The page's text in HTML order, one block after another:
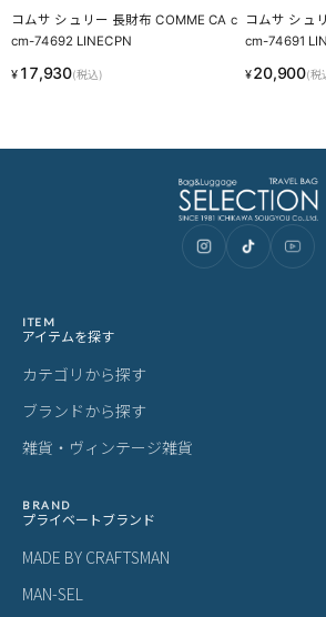
コムサ シュリー 長財布 COMME CA c
cm-74692 LINECPN
¥ 17,930(税込)
コムサ シュ
cm-74691
¥20,900(税
ITEM
アイテムを探す
カテゴリから探す
ブランドから探す
雑貨・ヴィンテージ雑貨
BRAND
プライベートブランド
MADE BY CRAFTSMAN
MAN-SEL